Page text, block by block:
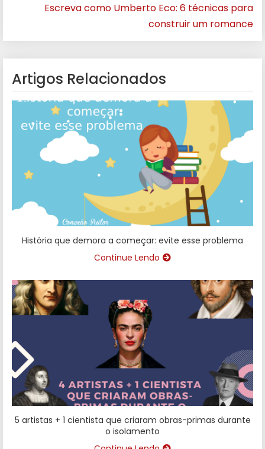
Escreva como Umberto Eco: 6 técnicas para
construir um romance
Artigos Relacionados
História que demora a começar: evite esse problema
Continue Lendo
5 artistas + 1 cientista que criaram obras-primas durante
o isolamento